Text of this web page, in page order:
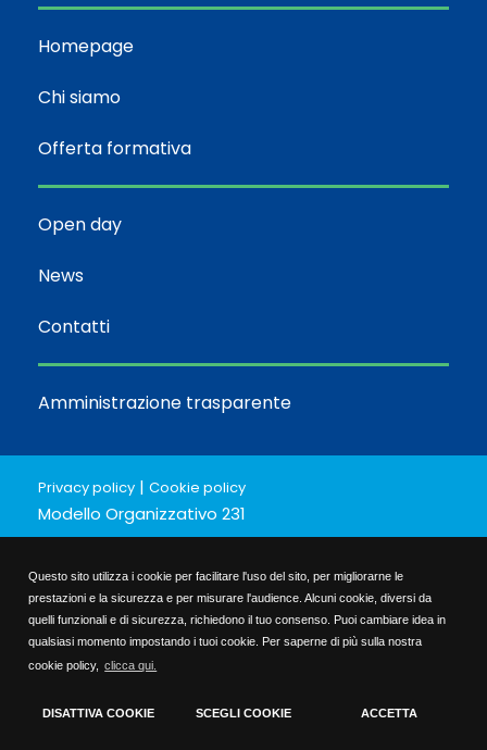
Questo sito utilizza i cookie per facilitare l'uso del sito, per migliorarne le
prestazioni e la sicurezza e per misurare l'audience. Alcuni cookie, diversi da
quelli funzionali e di sicurezza, richiedono il tuo consenso. Puoi cambiare idea in
qualsiasi momento impostando i tuoi cookie. Per saperne di più sulla nostra
cookie policy,
clicca qui.
DISATTIVA COOKIE SCEGLI COOKIE ACCETTA
Homepage
Chi siamo
Offerta formativa
Open day
News
Contatti
Amministrazione trasparente
Privacy policy | Cookie policy
Modello Organizzativo 231
-Codice etico
-Parte generale
-Parte specifica
Bilancio Sociale short
Bilancio Sociale 2024/25
Politica per la qualità e per la parità di genere
Fondazione A.I.B. Whistleblowing - segnalazioni